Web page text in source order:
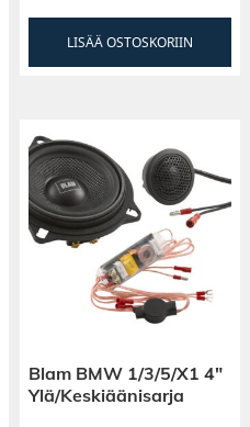
LISÄÄ OSTOSKORIIN
Blam BMW 1/3/5/X1 4″
Ylä/Keskiäänisarja